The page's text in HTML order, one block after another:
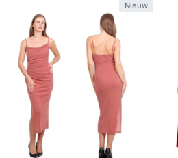
Nieuw